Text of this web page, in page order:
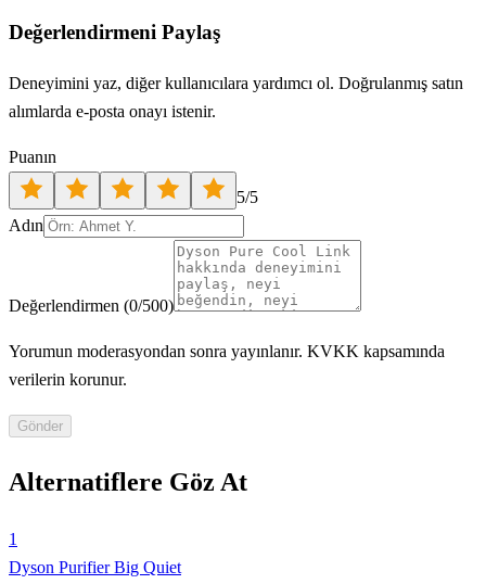
Değerlendirmeni Paylaş
Deneyimini yaz, diğer kullanıcılara yardımcı ol. Doğrulanmış satın
alımlarda e-posta onayı istenir.
Puanın
5/5
Adın
Değerlendirmen (0/500)
Yorumun moderasyondan sonra yayınlanır. KVKK kapsamında
verilerin korunur.
Gönder
Alternatiflere Göz At
1
Dyson Purifier Big Quiet